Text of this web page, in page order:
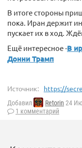
В итоге стороны
пока. Иран держит
пускает их в ход.
Ещё интересное -В
Донни Трамп
Источник: https://
Добавил Retorin 24
1 комментарий